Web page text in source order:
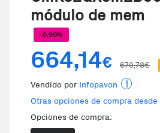
módulo de mem
-0,99%
664,14€ 670,78€
Vendido por Infopavon
Otras opciones de compra desde
Opciones de compra: